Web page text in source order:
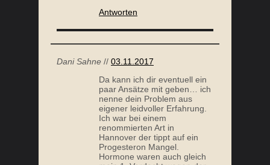
Antworten
Dani Sahne // 03.11.2017
Da kann ich dir eventuell ein
paar Ansätze mit geben… ich
nenne dein Problem aus
eigener leidvoller Erfahrung.
Ich war bei einem
renommierten Art in
Hannover der tippt auf ein
Progesteron Mangel.
Hormone waren auch gleich